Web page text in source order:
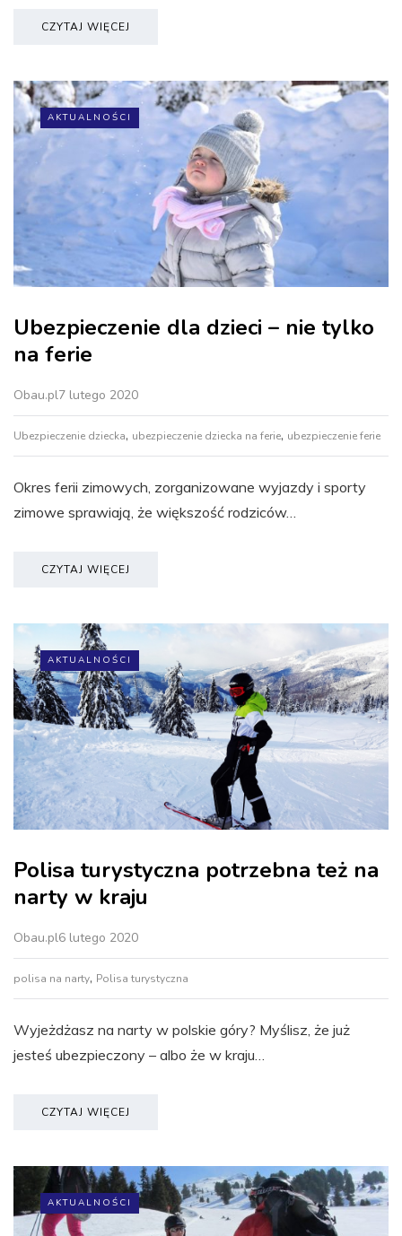
CZYTAJ WIĘCEJ
AKTUALNOŚCI
Ubezpieczenie dla dzieci – nie tylko
na ferie
Obau.pl7 lutego 2020
Ubezpieczenie dziecka, ubezpieczenie dziecka na ferie, ubezpieczenie ferie
Okres ferii zimowych, zorganizowane wyjazdy i sporty
zimowe sprawiają, że większość rodziców…
CZYTAJ WIĘCEJ
AKTUALNOŚCI
Polisa turystyczna potrzebna też na
narty w kraju
Obau.pl6 lutego 2020
polisa na narty, Polisa turystyczna
Wyjeżdżasz na narty w polskie góry? Myślisz, że już
jesteś ubezpieczony – albo że w kraju…
CZYTAJ WIĘCEJ
AKTUALNOŚCI